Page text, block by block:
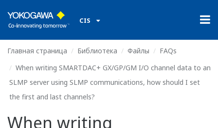
CIS
Главная страница Библиотека Файлы
FAQs
When writing SMARTDAC+ GX/GP/GM I/O channel data to an
SLMP server using SLMP communications, how should I set
the first and last channels?
When writing